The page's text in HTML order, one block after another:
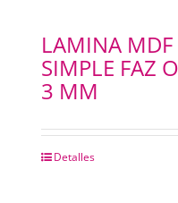
LAMINA MDF
SIMPLE FAZ
3 MM
Detalles